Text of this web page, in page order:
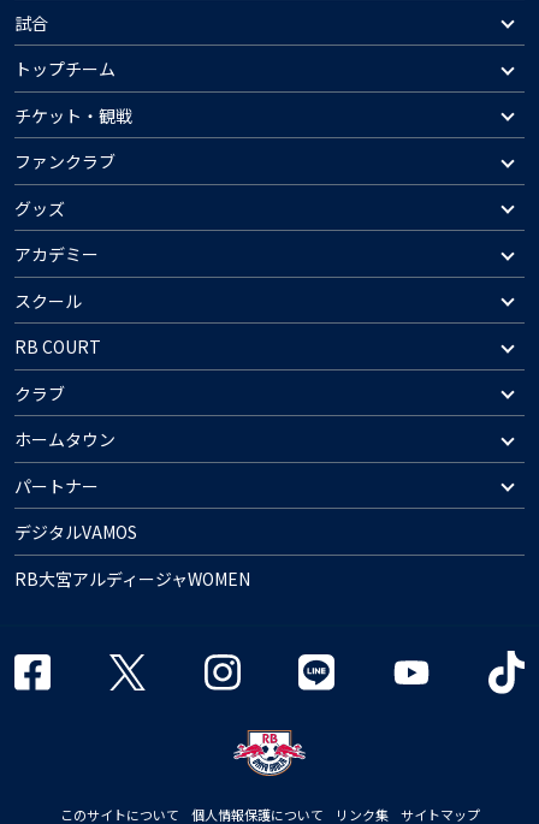
試合
トップチーム
チケット・観戦
ファンクラブ
グッズ
アカデミー
スクール
RB COURT
クラブ
ホームタウン
パートナー
デジタルVAMOS
RB大宮アルディージャWOMEN
このサイトについて 個人情報保護について リンク集 サイトマップ